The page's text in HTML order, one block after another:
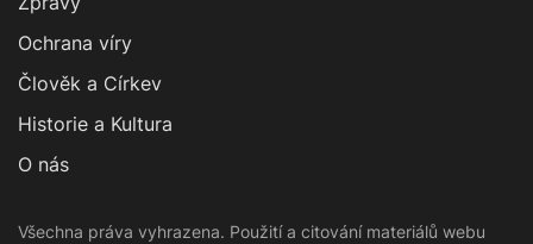
Ochrana víry
Člověk a Církev
Historie a Kultura
O nás
Všechna práva vyhrazena. Použití a citování materiálů webu